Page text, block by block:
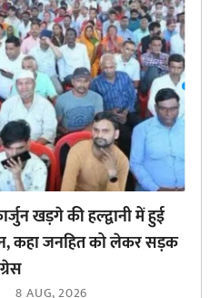
खड़गे की हल्द्वानी में हुई
कहा जनहित को लेकर सड़क
8 AUG, 2026